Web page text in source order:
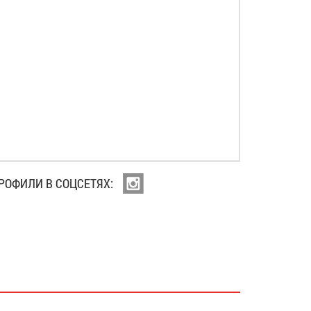
В СОЦСЕТЯХ: